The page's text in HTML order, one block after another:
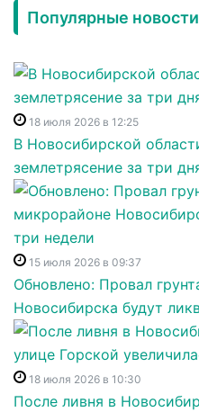
Популярные новости
18 июля 2026 в 12:25
В Новосибирской
землетрясение за три
15 июля 2026 в 09:37
Обновлено: Провал
Новосибирска будут
18 июля 2026 в 10:30
После ливня в